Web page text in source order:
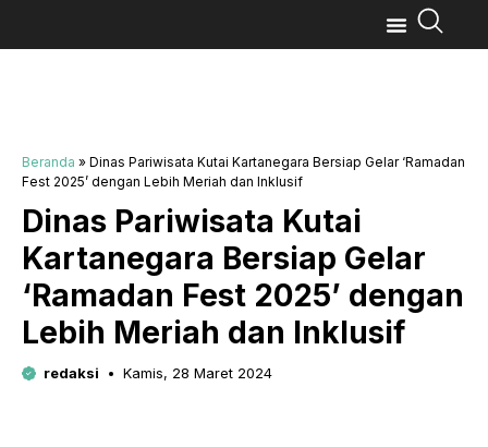
Beranda » Dinas Pariwisata Kutai Kartanegara Bersiap Gelar ‘Ramadan
Fest 2025’ dengan Lebih Meriah dan Inklusif
Dinas Pariwisata Kutai
Kartanegara Bersiap Gelar
‘Ramadan Fest 2025’ dengan
Lebih Meriah dan Inklusif
redaksi Kamis, 28 Maret 2024